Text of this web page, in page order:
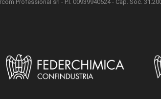
Professional srl - P.I. 00939940524 - Cap. Soc.